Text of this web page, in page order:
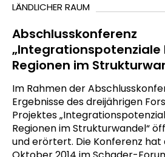
LÄNDLICHER RAUM
Abschlusskonferenz
„Integrationspotenziale
Regionen im
Im Rahmen der
Ergebnisse des dreijährigen
Projektes
Regionen im Strukturwandel“
und erörtert. Die Konferenz hat